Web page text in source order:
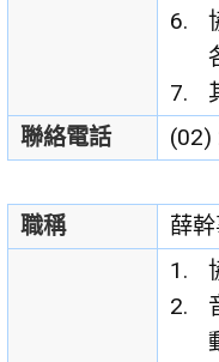
聯絡電話
(02)
職稱 薛